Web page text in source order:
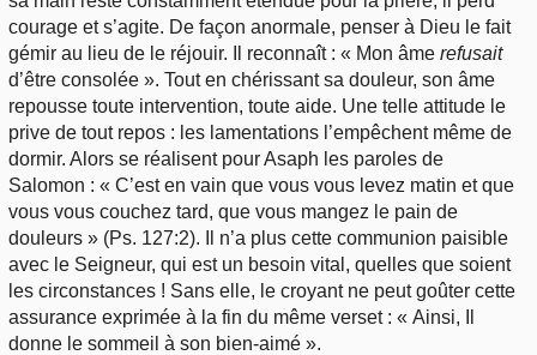
courage et s’agite. De façon anormale, penser à Dieu le fait
gémir au lieu de le réjouir. Il reconnaît : « Mon âme refusait
d’être consolée ». Tout en chérissant sa douleur, son âme
repousse toute intervention, toute aide. Une telle attitude le
prive de tout repos : les lamentations l’empêchent même de
dormir. Alors se réalisent pour Asaph les paroles de
Salomon : « C’est en vain que vous vous levez matin et que
vous vous couchez tard, que vous mangez le pain de
douleurs » (Ps. 127:2). Il n’a plus cette communion paisible
avec le Seigneur, qui est un besoin vital, quelles que soient
les circonstances ! Sans elle, le croyant ne peut goûter cette
assurance exprimée à la fin du même verset : « Ainsi, Il
donne le sommeil à son bien-aimé ».